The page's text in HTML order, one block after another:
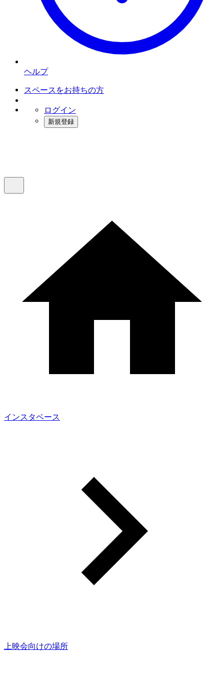
ヘルプ
スペースをお持ちの方
ログイン
新規登録
インスタベース
上映会向けの場所